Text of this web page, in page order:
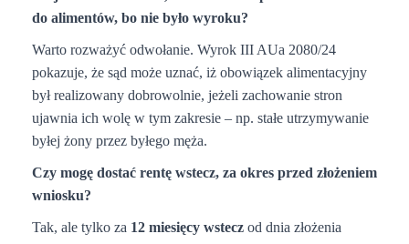
do alimentów, bo nie było wyroku?
Warto rozważyć odwołanie. Wyrok III AUa 2080/24
pokazuje, że sąd może uznać, iż obowiązek alimentacyjny
był realizowany dobrowolnie, jeżeli zachowanie stron
ujawnia ich wolę w tym zakresie – np. stałe utrzymywanie
byłej żony przez byłego męża.
Czy mogę dostać rentę wstecz, za okres przed złożeniem
wniosku?
Tak, ale tylko za 12 miesięcy wsteczod dnia złożenia